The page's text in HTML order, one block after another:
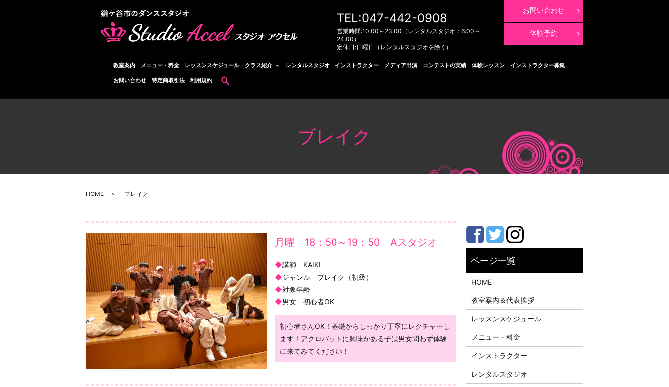
教室案内 メニュー・料金 レッスンスケジュール クラス紹介 レンタルスタジオ インストラクター メディア出演 コンテストの実績 体験レッスン インストラクター募集
お問い合わせ 特定商取引法 利用規約
TEL:047-442-0908
営業時間:10:00～23:00（レンタルスタジオ：6:00～
24:00）
定休日:日曜日（レンタルスタジオを除く）
お問い合わせ
体験予約
ブレイク
HOME ブレイク
月曜 18：50～19：50 Aスタジオ
◆講師 KAIKI
◆ジャンル ブレイク（初級）
◆対象年齢
◆男女 初心者OK
初心者さんOK！基礎からしっかり丁寧にレクチャーし
ます！アクロバットに興味がある子は男女問わず体験
に来てみてください！
HOME
教室案内＆代表挨拶
レッスンスケジュール
メニュー・料金
インストラクター
レンタルスタジオ